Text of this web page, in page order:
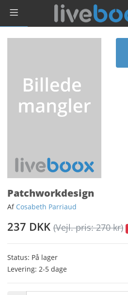
Patchworkdesign
Af Cosabeth Parriaud
237 DKK (Vejl. pris: 270 kr)
Status: På lager
Levering: 2-5 dage